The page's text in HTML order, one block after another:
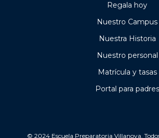
Regala hoy
Nuestro Campus
Nuestra Historia
Nuestro personal
Matrícula y tasas
Portal para padres
© 2024 Escuela Preparatoria Villanova.